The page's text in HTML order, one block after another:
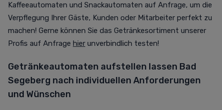
Kaffeeautomaten und Snackautomaten auf Anfrage, um die
Verpflegung Ihrer Gäste, Kunden oder Mitarbeiter perfekt zu
machen! Gerne können Sie das Getränkesortiment unserer
Profis auf Anfrage hier unverbindlich testen!
Getränkeautomaten aufstellen lassen Bad
Segeberg nach individuellen Anforderungen
und Wünschen